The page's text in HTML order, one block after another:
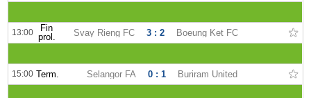
13:00
Fin
prol.
Svay Rieng FC 3 : 2 Boeung Ket FC
15:00 Term. Selangor FA 0 : 1 Buriram United